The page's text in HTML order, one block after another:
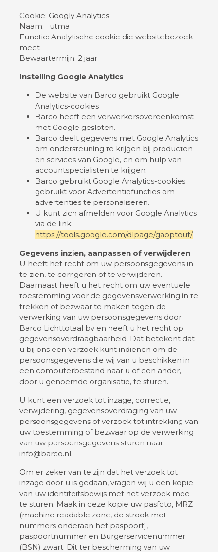
Cookie: Googly Analytics
Naam: _utma
Functie: Analytische cookie die websitebezoek
meet
Bewaartermijn: 2 jaar
Instelling Google Analytics
De website van Barco gebruikt Google
Analytics-cookies
Barco heeft een verwerkersovereenkomst
met Google gesloten.
Barco deelt gegevens met Google Analytics
om ondersteuning te krijgen bij producten
en services van Google, en om hulp van
accountspecialisten te krijgen.
Barco gebruikt Google Analytics-cookies
gebruikt voor Advertentiefuncties om
advertenties te personaliseren.
U kunt zich afmelden voor Google Analytics
via de link:
https://tools.google.com/dlpage/gaoptout/
Gegevens inzien, aanpassen of verwijderen
U heeft het recht om uw persoonsgegevens in
te zien, te corrigeren of te verwijderen.
Daarnaast heeft u het recht om uw eventuele
toestemming voor de gegevensverwerking in te
trekken of bezwaar te maken tegen de
verwerking van uw persoonsgegevens door
Barco Lichttotaal bv en heeft u het recht op
gegevensoverdraagbaarheid. Dat betekent dat
u bij ons een verzoek kunt indienen om de
persoonsgegevens die wij van u beschikken in
een computerbestand naar u of een ander,
door u genoemde organisatie, te sturen.
U kunt een verzoek tot inzage, correctie,
verwijdering, gegevensoverdraging van uw
persoonsgegevens of verzoek tot intrekking van
uw toestemming of bezwaar op de verwerking
van uw persoonsgegevens sturen naar
info@barco.nl.
Om er zeker van te zijn dat het verzoek tot
inzage door u is gedaan, vragen wij u een kopie
van uw identiteitsbewijs met het verzoek mee
te sturen. Maak in deze kopie uw pasfoto, MRZ
(machine readable zone, de strook met
nummers onderaan het paspoort),
paspoortnummer en Burgerservicenummer
(BSN) zwart. Dit ter bescherming van uw